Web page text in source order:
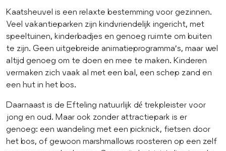
Kaatsheuvel is een relaxte bestemming voor gezinnen.
Veel vakantieparken zijn kindvriendelijk ingericht, met
speeltuinen, kinderbadjes en genoeg ruimte om buiten
te zijn. Geen uitgebreide animatieprogramma’s, maar wel
altijd genoeg om te doen en mee te maken. Kinderen
vermaken zich vaak al met een bal, een schep zand en
een hut in het bos.
Daarnaast is de Efteling natuurlijk dé trekpleister voor
jong en oud. Maar ook zonder attractiepark is er
genoeg: een wandeling met een picknick, fietsen door
het bos, of gewoon marshmallows roosteren op een zelf